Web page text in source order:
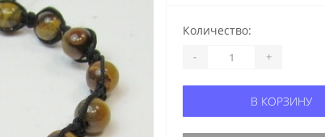
Количество:
- +
В КОРЗИНУ